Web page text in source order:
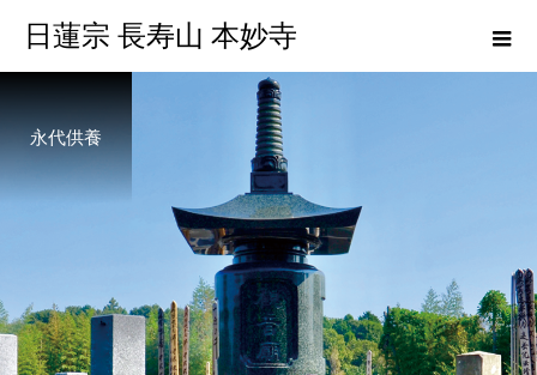
日蓮宗 長寿山 本妙寺
永代供養